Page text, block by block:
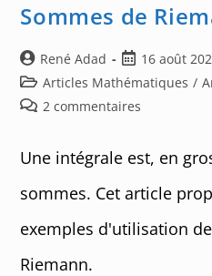
Sommes de
Auteur/autrice
de
la
publication :
René Adad
Post
published:
16 août
Post
category:
Articles Mathématiques /
Post2 commentaires
Une intégrale est, en
sommes. Cet article
exemples d'utilisation
Riemann.